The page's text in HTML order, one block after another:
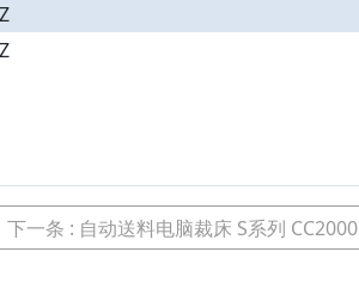
下一条 : 自动送料电脑裁床 S系列 CC2000